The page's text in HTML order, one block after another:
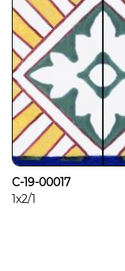
C-19-00017
1x2/1